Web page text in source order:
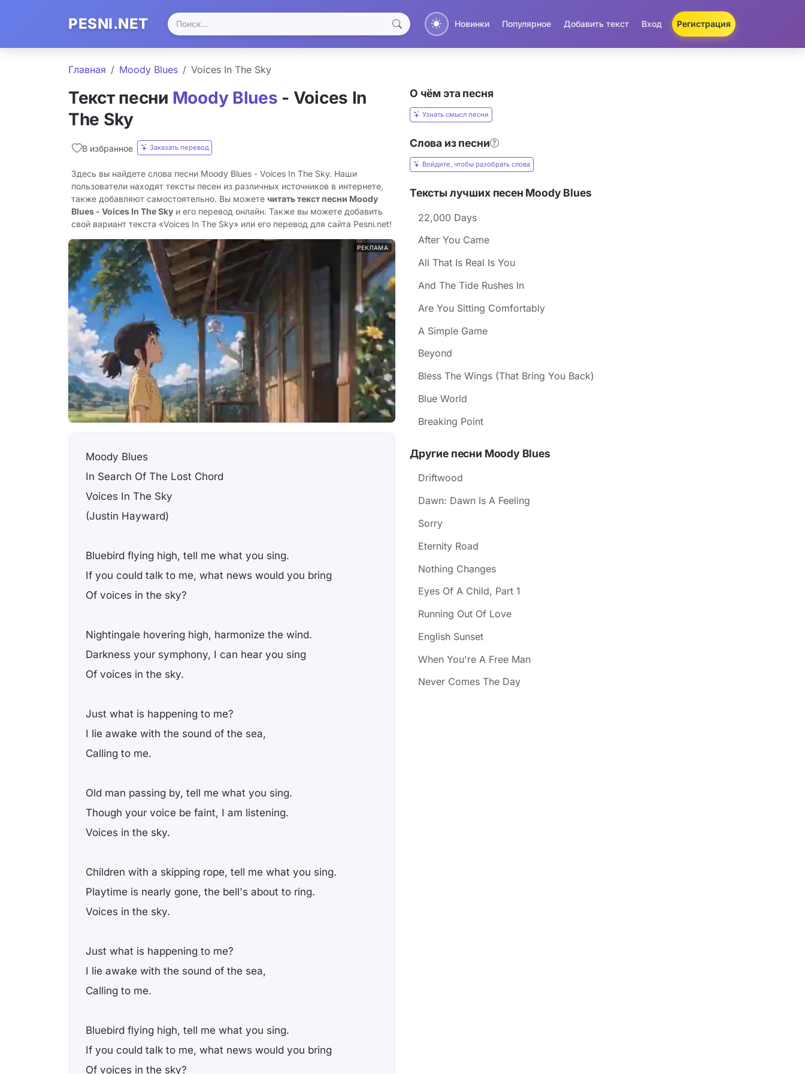
PESNI.NET Новинки Популярное Добавить текст Вход Регистрация
Главная Moody Blues Voices In The Sky
Текст песни Moody Blues - Voices In
The Sky
В избранное Заказать перевод
Здесь вы найдете слова песни Moody Blues - Voices In The Sky. Наши
пользователи находят тексты песен из различных источников в интернете,
также добавляют самостоятельно. Вы можете читать текст песни Moody
Blues - Voices In The Sky и его перевод онлайн. Также вы можете добавить
свой вариант текста «Voices In The Sky» или его перевод для сайта Pesni.net!
РЕКЛАМА
Moody Blues
In Search Of The Lost Chord
Voices In The Sky
(Justin Hayward)
Bluebird flying high, tell me what you sing.
If you could talk to me, what news would you bring
Of voices in the sky?
Nightingale hovering high, harmonize the wind.
Darkness your symphony, I can hear you sing
Of voices in the sky.
Just what is happening to me?
I lie awake with the sound of the sea,
Calling to me.
Old man passing by, tell me what you sing.
Though your voice be faint, I am listening.
Voices in the sky.
Children with a skipping rope, tell me what you sing.
Playtime is nearly gone, the bell's about to ring.
Voices in the sky.
Just what is happening to me?
I lie awake with the sound of the sea,
Calling to me.
Bluebird flying high, tell me what you sing.
If you could talk to me, what news would you bring
Of voices in the sky?
О чём эта песня
Узнать смысл песни
Слова из песни
Войдите, чтобы разобрать слова
Тексты лучших песен Moody Blues
22,000 Days
After You Came
All That Is Real Is You
And The Tide Rushes In
Are You Sitting Comfortably
A Simple Game
Beyond
Bless The Wings (That Bring You Back)
Blue World
Breaking Point
Другие песни Moody Blues
Driftwood
Dawn: Dawn Is A Feeling
Sorry
Eternity Road
Nothing Changes
Eyes Of A Child, Part 1
Running Out Of Love
English Sunset
When You're A Free Man
Never Comes The Day